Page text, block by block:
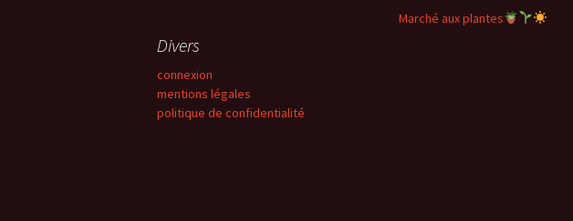
Marché aux plantes
Divers
connexion
mentions légales
politique de confidentialité